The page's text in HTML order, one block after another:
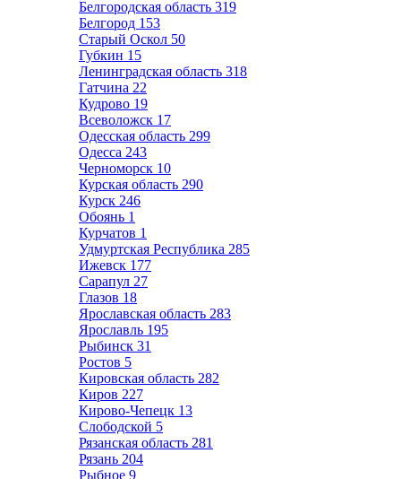
Белгородская область 319
Белгород 153
Старый Оскол 50
Губкин 15
Ленинградская область 318
Гатчина 22
Кудрово 19
Всеволожск 17
Одесская область 299
Одесса 243
Черноморск 10
Курская область 290
Курск 246
Обоянь 1
Курчатов 1
Удмуртская Республика 285
Ижевск 177
Сарапул 27
Глазов 18
Ярославская область 283
Ярославль 195
Рыбинск 31
Ростов 5
Кировская область 282
Киров 227
Кирово-Чепецк 13
Слободской 5
Рязанская область 281
Рязань 204
Рыбное 9